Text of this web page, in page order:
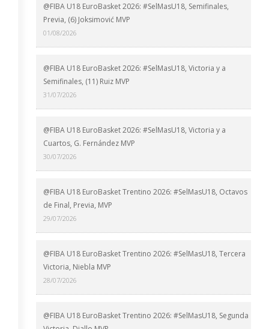
@FIBA U18 EuroBasket 2026: #SelMasU18, Semifinales,
Previa, (6) Joksimović MVP
01/08/2026
@FIBA U18 EuroBasket 2026: #SelMasU18, Victoria y a
Semifinales, (11) Ruiz MVP
31/07/2026
@FIBA U18 EuroBasket 2026: #SelMasU18, Victoria y a
Cuartos, G. Fernández MVP
30/07/2026
@FIBA U18 EuroBasket Trentino 2026: #SelMasU18, Octavos
de Final, Previa, MVP
29/07/2026
@FIBA U18 EuroBasket Trentino 2026: #SelMasU18, Tercera
Victoria, Niebla MVP
28/07/2026
@FIBA U18 EuroBasket Trentino 2026: #SelMasU18, Segunda